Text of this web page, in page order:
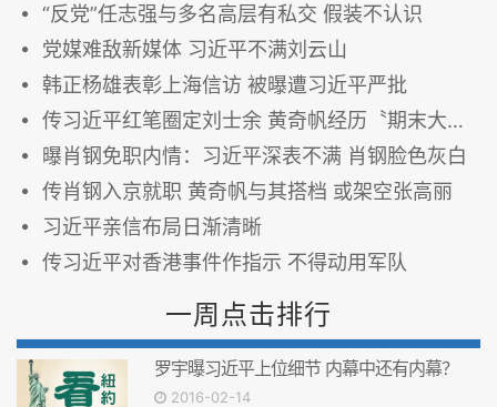
“反党”任志强与多名高层有私交 假装不认识
党媒难敌新媒体 习近平不满刘云山
韩正杨雄表彰上海信访 被曝遭习近平严批
传习近平红笔圈定刘士余 黄奇帆经历〝期末大考〞
曝肖钢免职内情：习近平深表不满 肖钢脸色灰白
传肖钢入京就职 黄奇帆与其搭档 或架空张高丽
习近平亲信布局日渐清晰
传习近平对香港事件作指示 不得动用军队
一周点击排行
罗宇曝习近平上位细节 内幕中还有内幕？
2016-02-14